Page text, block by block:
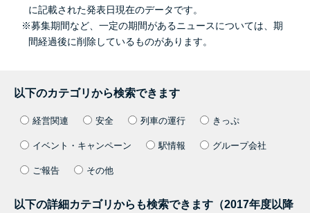
に記載された発表日現在のデータです。
※募集期間など、一定の期間があるニュースについては、期
間経過後に削除しているものがあります。
以下のカテゴリから検索できます
経営関連 安全 列車の運行 きっぷ
イベント・キャンペーン 駅情報 グループ会社
ご報告 その他
以下の詳細カテゴリからも検索できます（2017年度以降